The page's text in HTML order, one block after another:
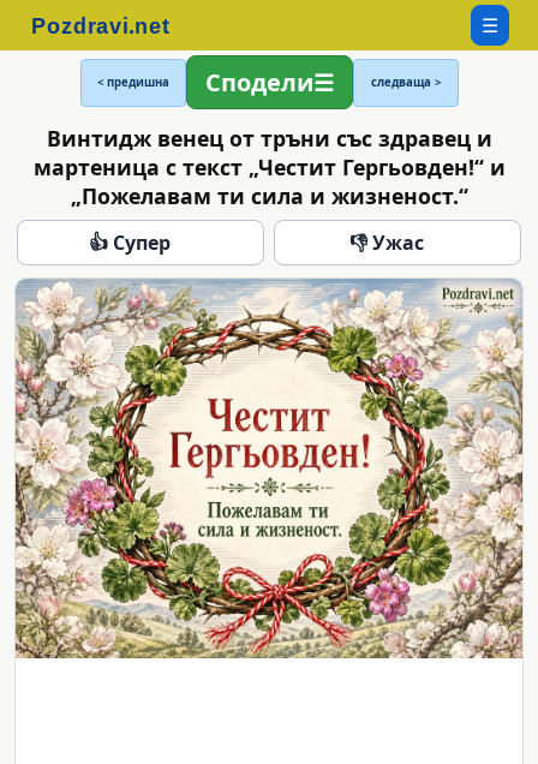
☰
< предишна Сподели следваща >
Винтидж венец от тръни със здравец и
мартеница с текст „Честит Гергьовден!“ и
„Пожелавам ти сила и жизненост.“
👍 Супер 👎 Ужас